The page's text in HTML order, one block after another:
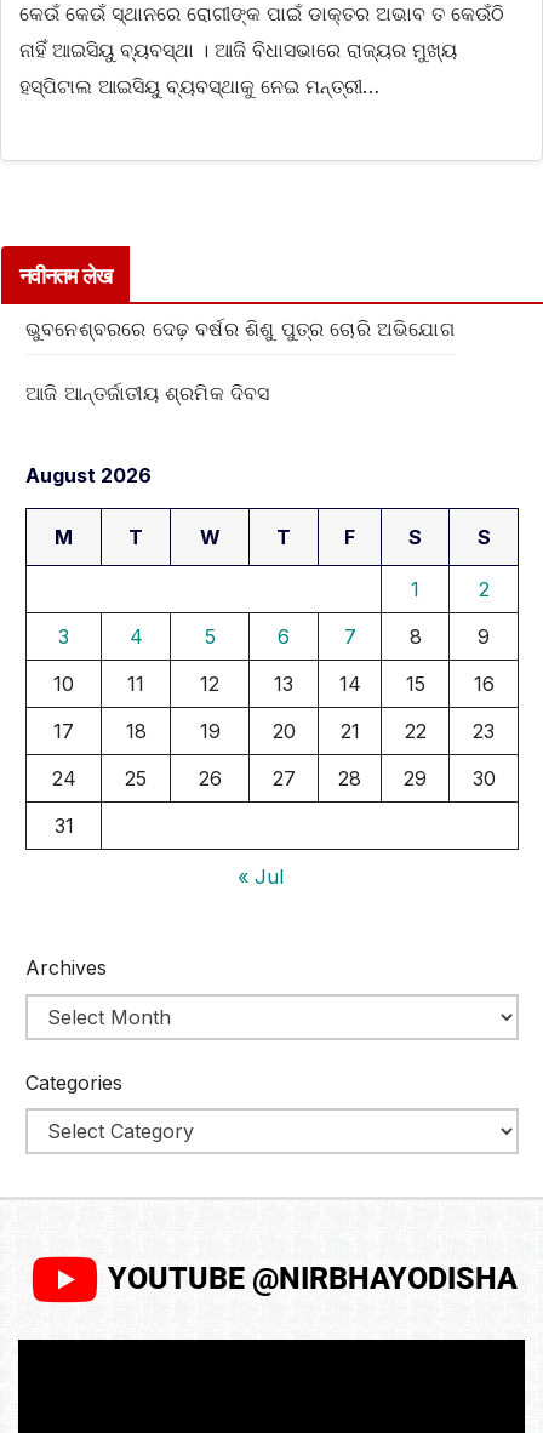
କେଉଁ କେଉଁ ସ୍ଥାନରେ ରୋଗୀଙ୍କ ପାଇଁ ଡାକ୍ତର ଅଭାବ ତ କେଉଁଠି
ନାହିଁ ଆଇସିୟୁ ବ୍ୟବସ୍ଥା । ଆଜି ବିଧାସଭାରେ ରାଜ୍ୟର ମୁଖ୍ୟ
ହସ୍ପିଟାଲ ଆଇସିୟୁ ବ୍ୟବସ୍ଥାକୁ ନେଇ ମନ୍ତ୍ରୀ…
नवीनतम लेख
ଭୁବନେଶ୍ବରରେ ଦେଢ଼ ବର୍ଷର ଶିଶୁ ପୁତ୍ର ଚୋରି ଅଭିଯୋଗ
ଆଜି ଆନ୍ତର୍ଜାତୀୟ ଶ୍ରମିକ ଦିବସ
August 2026
M T W T F S S
1
2
3
4 5 6 7 8
9
10
11 12 13 14 15
16
17
18 19 20 21 22
23
24
25 26 27 28 29
30
31
« Jul
Archives
Categories
YOUTUBE @NIRBHAYODISHA